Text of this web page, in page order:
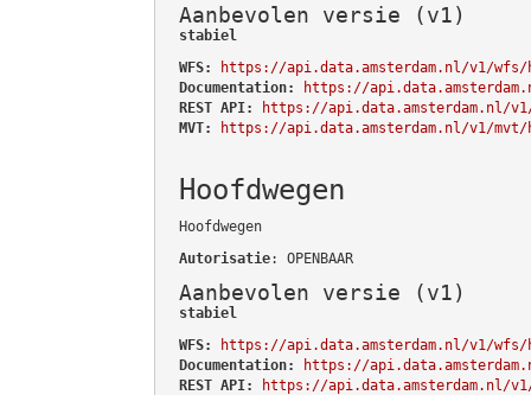
Aanbevolen versie (v1)
stabiel
WFS:
https://api.data.amsterdam.nl/v1/wfs/
Documentation:
https://
REST API:
https://api.data.amsterdam.nl/
MVT:
https://api.data.amsterdam.nl/v1/mvt/
Hoofdwegen
Hoofdwegen
Autorisatie: OPENBAAR
Aanbevolen versie (v1)
stabiel
WFS:
https://api.data.amsterdam.nl/v1/wfs/
Documentation:
https://
REST API:
https://api.data.amsterdam.nl/